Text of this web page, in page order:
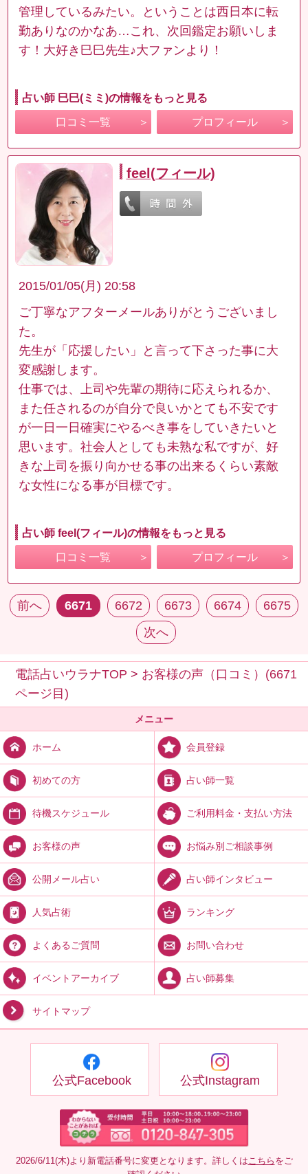
管理しているみたい。ということは西日本に転
勤ありなのかなあ…これ、次回鑑定お願いしま
す！大好き巳巳先生♪大ファンより！
占い師 巳巳(ミミ)の情報をもっと見る
口コミ一覧 プロフィール
feel(フィール)
2015/01/05(月) 20:58
ご丁寧なアフターメールありがとうございまし
た。
先生が「応援したい」と言って下さった事に大
変感謝します。
仕事では、上司や先輩の期待に応えられるか、
また任されるのが自分で良いかとても不安です
が一日一日確実にやるべき事をしていきたいと
思います。社会人としても未熟な私ですが、好
きな上司を振り向かせる事の出来るくらい素敵
な女性になる事が目標です。
占い師 feel(フィール)の情報をもっと見る
口コミ一覧 プロフィール
前へ 6671 6672 6673 6674
6675
次へ
電話占いウラナTOP > お客様の声（口コミ）(6671
ページ目)
メニュー
ホーム 会員登録
初めての方 占い師一覧
待機スケジュール ご利用料金・支払い方法
お客様の声 お悩み別ご相談事例
公開メール占い 占い師インタビュー
人気占術 ランキング
よくあるご質問 お問い合わせ
イベントアーカイブ 占い師募集
サイトマップ
公式Facebook 公式Instagram
2026/6/11(木)より新電話番号に変更となります。詳しくは こちら をご